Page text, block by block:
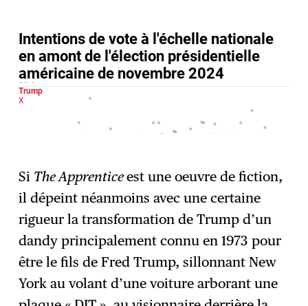
Si The Apprenticeest une oeuvre de fiction,
il dépeint néanmoins avec une certaine
rigueur la transformation de Trump d’un
dandy principalement connu en 1973 pour
être le fils de Fred Trump, sillonnant New
York au volant d’une voiture arborant une